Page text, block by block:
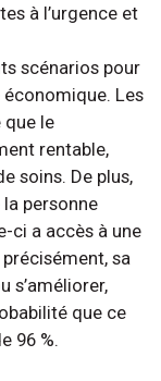
à l’urgence et
scénarios pour
Les
le
rentable,
soins. De plus,
la personne
ci a accès à une
sa
s’améliorer,
que ce
96 %.